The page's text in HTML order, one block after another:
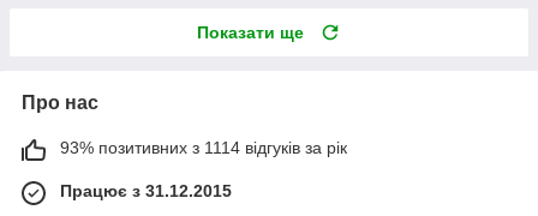
Показати ще
Про нас
93% позитивних з 1114 відгуків за рік
Працює з 31.12.2015